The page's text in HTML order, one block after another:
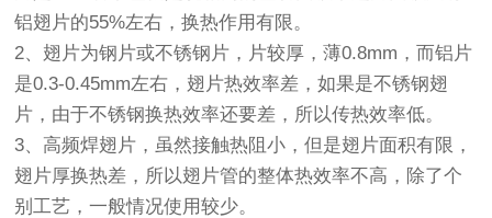
铝翅片的55%左右，换热作用有限。
2、翅片为钢片或不锈钢片，片较厚，薄0.8mm，而铝片
是0.3-0.45mm左右，翅片热效率差，如果是不锈钢翅
片，由于不锈钢换热效率还要差，所以传热效率低。
3、高频焊翅片，虽然接触热阻小，但是翅片面积有限，
翅片厚换热差，所以翅片管的整体热效率不高，除了个
别工艺，一般情况使用较少。